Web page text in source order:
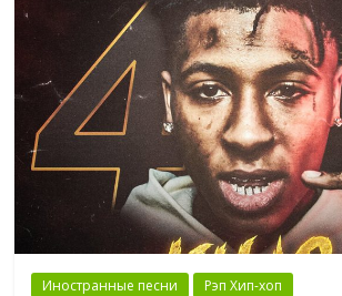
Иностранные песни Рэп Хип-хоп